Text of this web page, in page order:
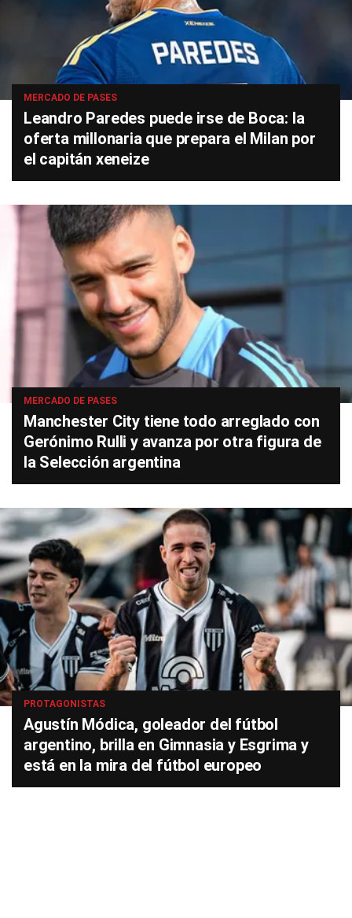
MERCADO DE PASES
Leandro Paredes puede irse de Boca: la
oferta millonaria que prepara el Milan por
el capitán xeneize
MERCADO DE PASES
Manchester City tiene todo arreglado con
Gerónimo Rulli y avanza por otra figura de
la Selección argentina
PROTAGONISTAS
Agustín Módica, goleador del fútbol
argentino, brilla en Gimnasia y Esgrima y
está en la mira del fútbol europeo